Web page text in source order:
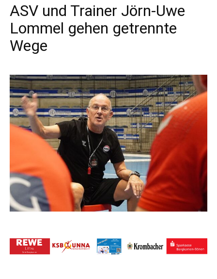
ASV und Trainer Jörn-Uwe
Lommel gehen getrennte
Wege